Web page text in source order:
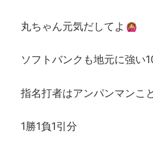
丸ちゃん元気だしてよ
ソフトバンクも地元に強い
指名打者はアンパンマンこ
1勝1負1引分